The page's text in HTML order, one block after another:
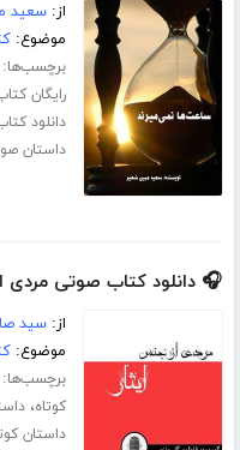
از:سعید
موضوع:
رایگان
دانلود
داستان
🎧 دانلود کتاب صوتی مردی
از:سید
موضوع:
کوتاه،
داستان